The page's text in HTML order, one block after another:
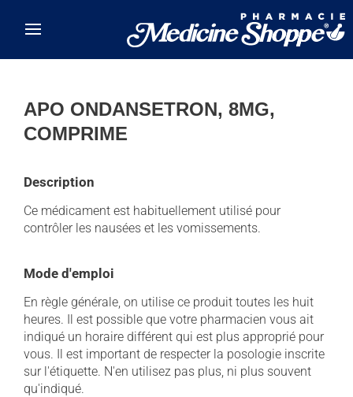
APO ONDANSETRON, 8MG,
COMPRIME
Description
Ce médicament est habituellement utilisé pour
contrôler les nausées et les vomissements.
Mode d'emploi
En règle générale, on utilise ce produit toutes les huit
heures. Il est possible que votre pharmacien vous ait
indiqué un horaire différent qui est plus approprié pour
vous. Il est important de respecter la posologie inscrite
sur l'étiquette. N'en utilisez pas plus, ni plus souvent
qu'indiqué.